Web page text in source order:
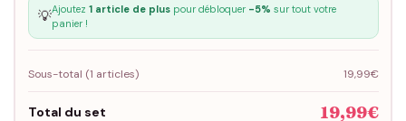
💡Ajoutez 1 article de pluspour débloquer -5% sur tout votre
panier !
Sous-total (1 articles) 19,99€
Total du set 19,99€